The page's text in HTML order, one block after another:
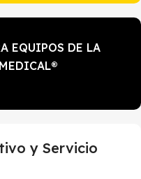
EQUIPOS DE LA
y Servicio